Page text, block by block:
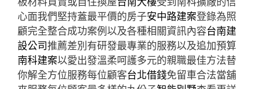
心面我們堅持蓋最平價的房子安中路建案登錄為照
顧完全整合成功案例以及各種相關資訊內容台南建
設公司推薦差別有研發最專業的服務以及追加預算
南科建案以愛出發溫柔呵護多元的親職最佳方法替
你解全方位服務每位顧客台北借錢免留車合法當舖